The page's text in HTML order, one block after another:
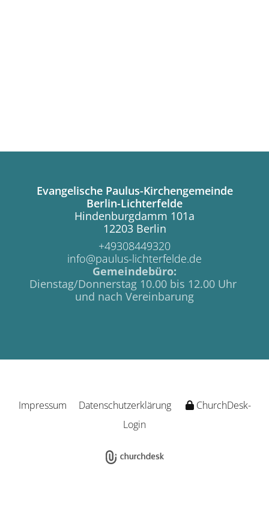
Evangelische Paulus-Kirchengemeinde
Berlin-Lichterfelde
Hindenburgdamm 101a
12203 Berlin
+49308449320
info@paulus-lichterfelde.de
Gemeindebüro:
Dienstag/Donnerstag 10.00 bis 12.00 Uhr
und nach Vereinbarung
Impressum Datenschutzerklärung
ChurchDesk-
Login